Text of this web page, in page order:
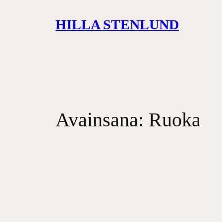
HILLA STENLUND
Avainsana: Ruoka